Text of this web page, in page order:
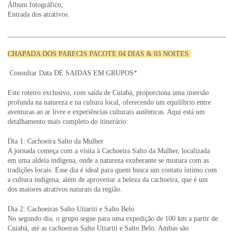
Álbum fotográfico;
Entrada dos atrativos.
CHAPADA DOS PARECIS PACOTE 04 DIAS & 03 NOITES
Consultar Data DE SAIDAS EM GRUPOS*
Este roteiro exclusivo, com saída de Cuiabá, proporciona uma imersão
profunda na natureza e na cultura local, oferecendo um equilíbrio entre
aventuras ao ar livre e experiências culturais autênticas. Aqui está um
detalhamento mais completo do itinerário:
Dia 1: Cachoeira Salto da Mulher
A jornada começa com a visita à Cachoeira Salto da Mulher, localizada
em uma aldeia indígena, onde a natureza exuberante se mistura com as
tradições locais. Esse dia é ideal para quem busca um contato íntimo com
a cultura indígena, além de aproveitar a beleza da cachoeira, que é um
dos maiores atrativos naturais da região.
Dia 2: Cachoeiras Salto Utiariti e Salto Belo
No segundo dia, o grupo segue para uma expedição de 100 km a partir de
Cuiabá, até as cachoeiras Salto Utiariti e Salto Belo. Ambas são